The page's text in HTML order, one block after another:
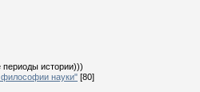
истории)))
философии науки" [80]